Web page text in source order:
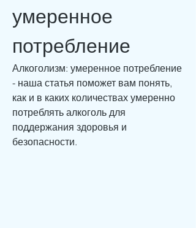
умеренное
потребление
Алкоголизм: умеренное потребление
- наша статья поможет вам понять,
как и в каких количествах умеренно
потреблять алкоголь для
поддержания здоровья и
безопасности.